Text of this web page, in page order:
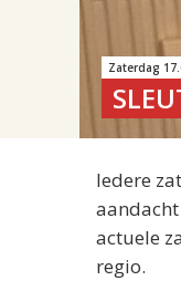
Zaterdag
Iedere
actuele
regio.